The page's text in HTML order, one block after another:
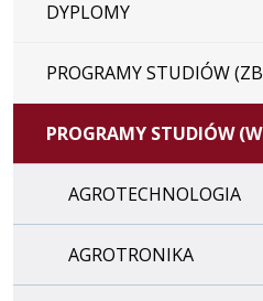
DYPLOMY
PROGRAMY STUDIÓW
PROGRAMY STUDIÓW
AGROTECHNOLOGIA
AGROTRONIKA